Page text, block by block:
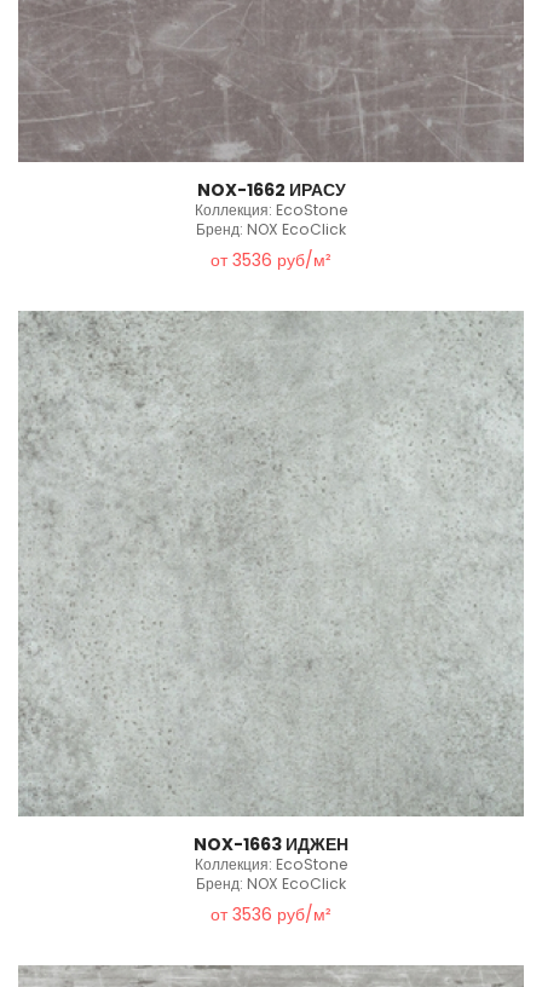
NOX-1662 ИРАСУ
Коллекция: EcoStone
Бренд: NOX EcoClick
от 3536 руб/м²
NOX-1663 ИДЖЕН
Коллекция: EcoStone
Бренд: NOX EcoClick
от 3536 руб/м²